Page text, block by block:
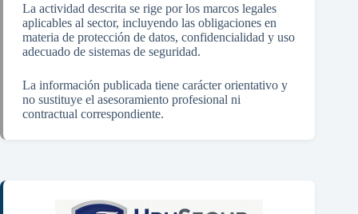
La actividad descrita se rige por los marcos legales
aplicables al sector, incluyendo las obligaciones en
materia de protección de datos, confidencialidad y uso
adecuado de sistemas de seguridad.
La información publicada tiene carácter orientativo y
no sustituye el asesoramiento profesional ni
contractual correspondiente.